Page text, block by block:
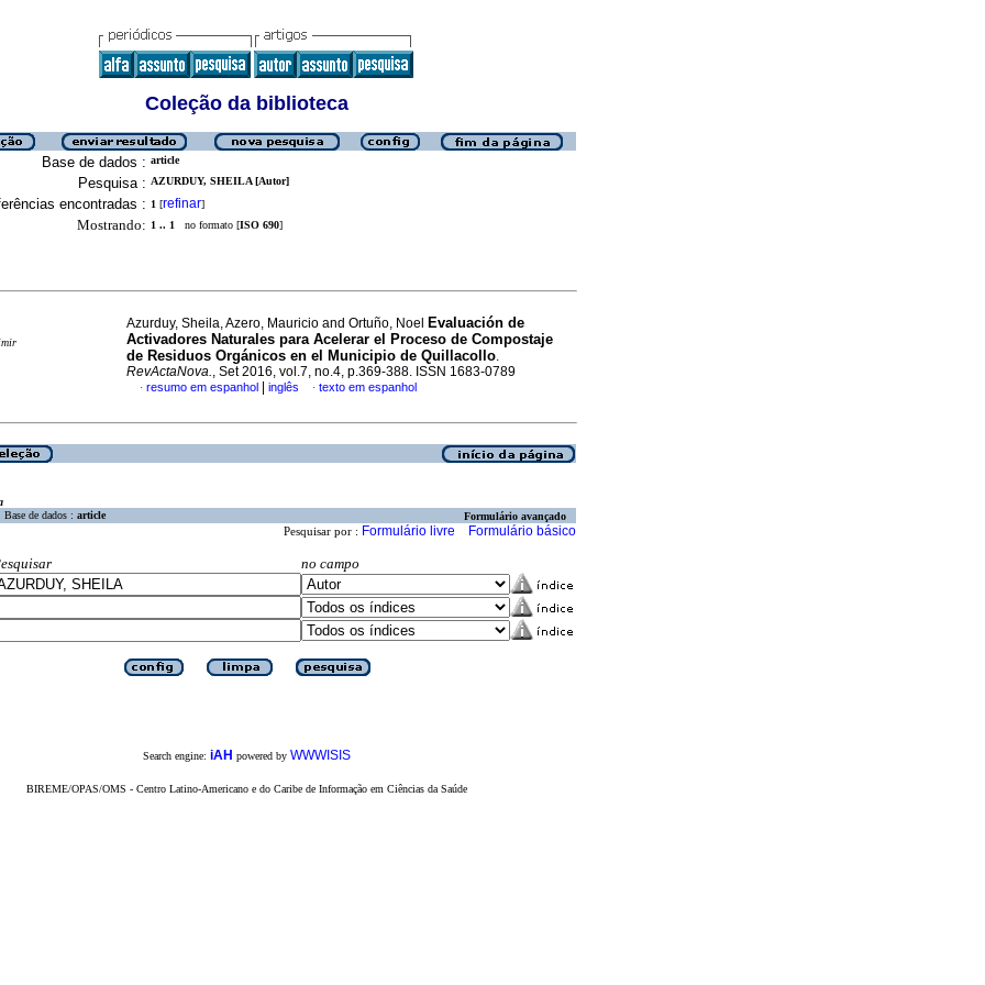
Coleção da biblioteca
Base de dados : article
Pesquisa : AZURDUY, SHEILA [Autor]
encontradas : 1 [refinar]
Mostrando: 1 .. 1 no formato [ISO 690]
Azurduy, Sheila, Azero, Mauricio and Ortuño, Noel
Evaluación de
Activadores Naturales para Acelerar el Proceso de Compostaje
de Residuos Orgánicos en el Municipio de Quillacollo.
RevActaNova., Set 2016, vol.7, no.4, p.369-388. ISSN 1683-0789
· resumo em espanhol inglês · texto em espanhol
Base de dados : article Formulário avançado
Pesquisar por : Formulário livre Formulário básico
no campo
Search engine: iAH powered by WWWISIS
BIREME/OPAS/OMS - Centro Latino-Americano e do Caribe de Informação em Ciências da Saúde